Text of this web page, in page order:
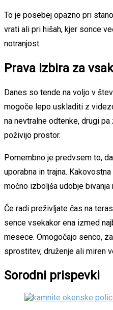
To je posebej opazno pri
vrati ali pri hišah, kjer sonce
notranjost.
Prava izbira za
Danes so tende na voljo v
mogoče lepo uskladiti z
na nevtralne odtenke, drugi
poživijo prostor.
Pomembno je predvsem to,
uporabna in trajna.
močno izboljša udobje bivanja
Če radi preživljate čas na
sence vsekakor ena izmed
mesece. Omogočajo senco,
sprostitev, druženje ali miren
Sorodni prispevki